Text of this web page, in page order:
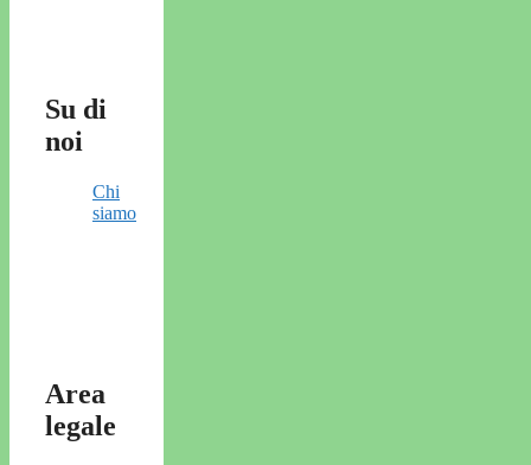
Su di
noi
Chi
siamo
Area
legale